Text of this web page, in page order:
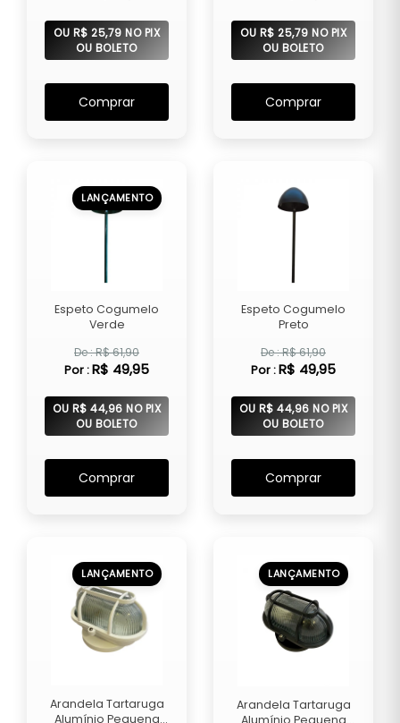
OU R$ 25,79 NO PIX
OU BOLETO
Comprar
OU R$ 25,79 NO PIX
OU BOLETO
Comprar
LANÇAMENTO
Espeto Cogumelo
Verde
De : R$ 61,90
Por :R$ 49,95
OU R$ 44,96 NO PIX
OU BOLETO
Comprar
Espeto Cogumelo
Preto
De : R$ 61,90
Por :R$ 49,95
OU R$ 44,96 NO PIX
OU BOLETO
Comprar
LANÇAMENTO
Arandela Tartaruga
Alumínio Pequena
LANÇAMENTO
Arandela Tartaruga
Alumínio Pequena